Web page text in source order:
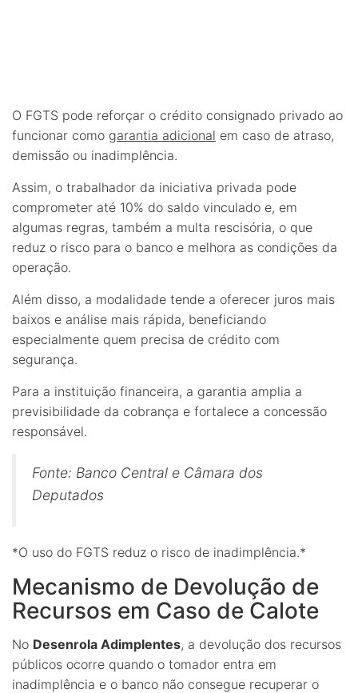
O FGTS pode reforçar o crédito consignado privado ao
funcionar como garantia adicional em caso de atraso,
demissão ou inadimplência.
Assim, o trabalhador da iniciativa privada pode
comprometer até 10% do saldo vinculado e, em
algumas regras, também a multa rescisória, o que
reduz o risco para o banco e melhora as condições da
operação.
Além disso, a modalidade tende a oferecer juros mais
baixos e análise mais rápida, beneficiando
especialmente quem precisa de crédito com
segurança.
Para a instituição financeira, a garantia amplia a
previsibilidade da cobrança e fortalece a concessão
responsável.
Fonte: Banco Central e Câmara dos
Deputados
*O uso do FGTS reduz o risco de inadimplência.*
Mecanismo de Devolução de
Recursos em Caso de Calote
No Desenrola Adimplentes, a devolução dos recursos
públicos ocorre quando o tomador entra em
inadimplência e o banco não consegue recuperar o